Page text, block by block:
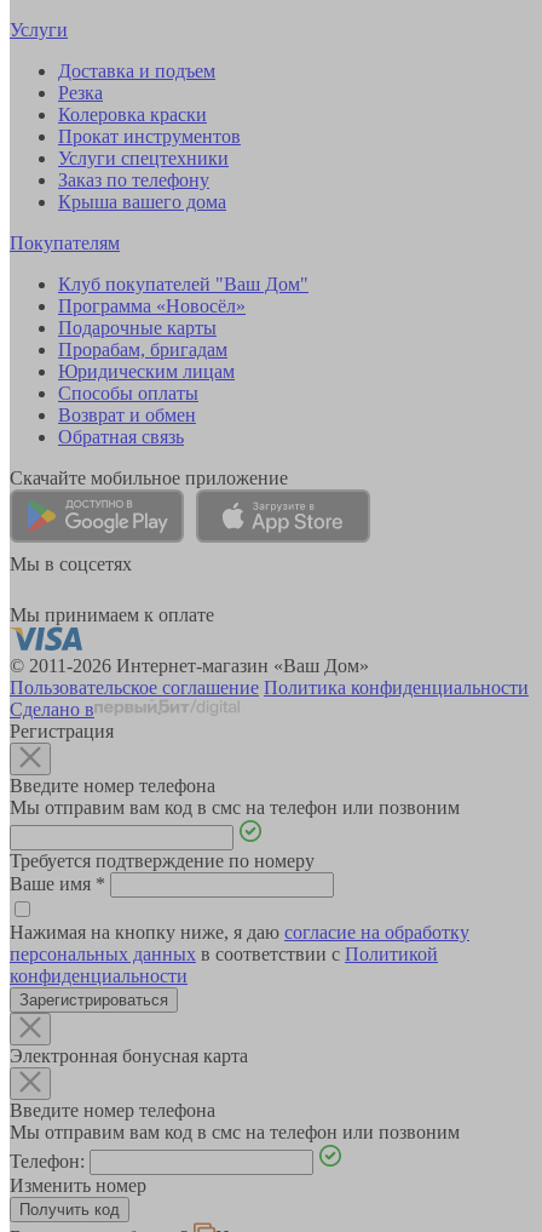
Услуги
Доставка и подъем
Резка
Колеровка краски
Прокат инструментов
Услуги спецтехники
Заказ по телефону
Крыша вашего дома
Покупателям
Клуб покупателей "Ваш Дом"
Программа «Новосёл»
Подарочные карты
Прорабам, бригадам
Юридическим лицам
Способы оплаты
Возврат и обмен
Обратная связь
Скачайте мобильное приложение
Мы в соцсетях
Мы принимаем к оплате
© 2011-2026 Интернет-магазин «Ваш Дом»
Пользовательское соглашение Политика конфиденциальности
Сделано в
Регистрация
Введите номер телефона
Мы отправим вам код в смс на телефон или позвоним
Требуется подтверждение по номеру
Ваше имя *
Нажимая на кнопку ниже, я даю согласие на обработку
персональных данных в соответствии с Политикой
конфиденциальности
Зарегистрироваться
Электронная бонусная карта
Введите номер телефона
Мы отправим вам код в смс на телефон или позвоним
Телефон:
Изменить номер